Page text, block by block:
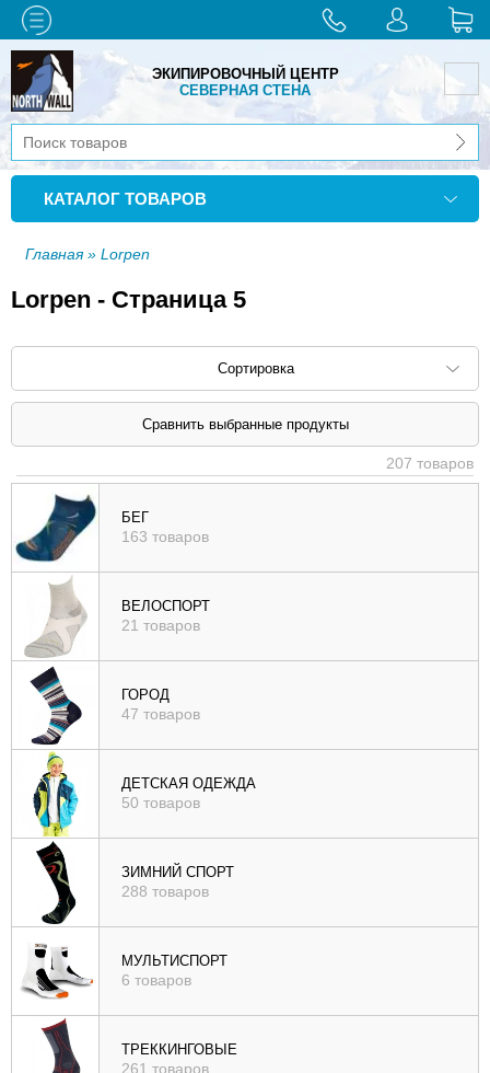
ЭКИПИРОВОЧНЫЙ ЦЕНТР
СЕВЕРНАЯ СТЕНА
КАТАЛОГ ТОВАРОВ
Главная» Lorpen
Lorpen - Страница 5
Сортировка
Сортировать по: наименованию (
убыв
возр
|
убыв
возр
убыв
207 товаров
БЕГ
163 товаров
ВЕЛОСПОРТ
21 товаров
ГОРОД
47 товаров
ДЕТСКАЯ ОДЕЖДА
50 товаров
ЗИМНИЙ СПОРТ
288 товаров
МУЛЬТИСПОРТ
6 товаров
ТРЕККИНГОВЫЕ
261 товаров